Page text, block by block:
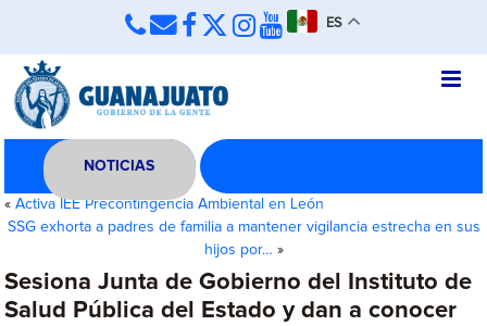
ES
NOTICIAS
«Activa IEE Precontingencia Ambiental en León
SSG exhorta a padres de familia a mantener vigilancia estrecha en sus
hijos por… »
Sesiona Junta de Gobierno del Instituto de
Salud Pública del Estado y dan a conocer